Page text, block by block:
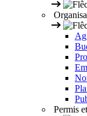
Permis